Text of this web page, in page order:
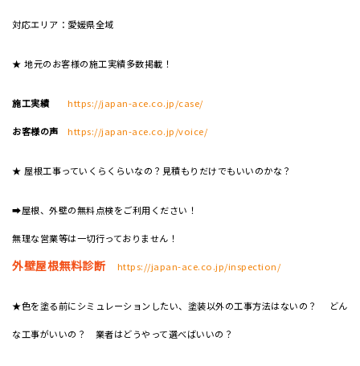
対応エリア：愛媛県全域
★ 地元のお客様の施工実績多数掲載！
施工実績 https://japan-ace.co.jp/case/
お客様の声 https://japan-ace.co.jp/voice/
★ 屋根工事っていくらくらいなの？見積もりだけでもいいのかな？
➡屋根、外壁の無料点検をご利用ください！
無理な営業等は一切行っておりません！
外壁屋根無料診断 https://japan-ace.co.jp/inspection/
★色を塗る前にシミュレーションしたい、塗装以外の工事方法はないの？ どん
な工事がいいの？ 業者はどうやって選べばいいの？